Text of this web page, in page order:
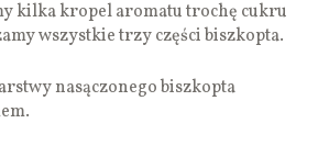
kilka kropel aromatu trochę cukru
wszystkie trzy części biszkopta.
nasączonego biszkopta